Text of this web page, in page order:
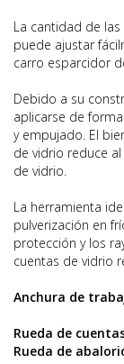
La cantidad de
puede ajustar
carro esparcidor
Debido a su
aplicarse de
y empujado. El
de vidrio reduce
de vidrio.
La herramienta
pulverización en
protección y los
cuentas de vidrio
Anchura de
Rueda de
Rueda de